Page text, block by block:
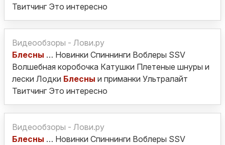
Твитчинг Это интересно
Видеообзоры - Лови.ру
Блесны … Новинки Спиннинги Воблеры SSV
Волшебная коробочка Катушки Плетеные шнуры и
лески Лодки Блесны и приманки Ультралайт
Твитчинг Это интересно
Видеообзоры - Лови.ру
Блесны … Новинки Спиннинги Воблеры SSV